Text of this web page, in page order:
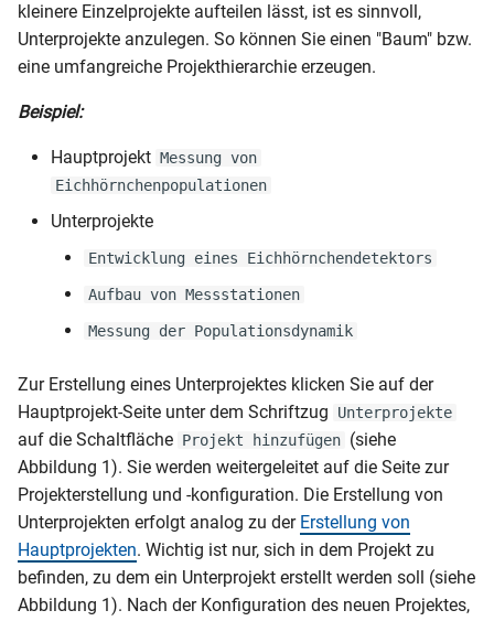
i
t
Persistente Identifikatoren
Weiterentwicklung
kleinere Einzelprojekte aufteilen lässt, ist es sinnvoll,
Unterprojekte anzulegen. So können Sie einen "Baum" bzw.
eine umfangreiche Projekthierarchie erzeugen.
Beispiel:
Hauptprojekt Messung von
Eichhörnchenpopulationen
Unterprojekte
Entwicklung eines Eichhörnchendetektors
Aufbau von Messstationen
Messung der Populationsdynamik
Zur Erstellung eines Unterprojektes klicken Sie auf der
Hauptprojekt-Seite unter dem Schriftzug
Unterprojekte
auf die Schaltfläche Projekt hinzufügen (siehe
Abbildung 1). Sie werden weitergeleitet auf die Seite zur
Projekterstellung und -konfiguration. Die Erstellung von
Unterprojekten erfolgt analog zu der Erstellung von
Hauptprojekten. Wichtig ist nur, sich in dem Projekt zu
befinden, zu dem ein Unterprojekt erstellt werden soll (siehe
Abbildung 1). Nach der Konfiguration des neuen Projektes,